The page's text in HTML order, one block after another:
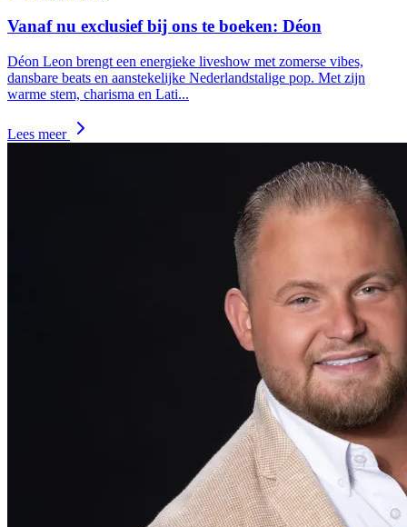
Vanaf nu exclusief bij ons te boeken: Déon
Déon Leon brengt een energieke liveshow met zomerse vibes,
dansbare beats en aanstekelijke Nederlandstalige pop. Met zijn
warme stem, charisma en Lati...
Lees meer